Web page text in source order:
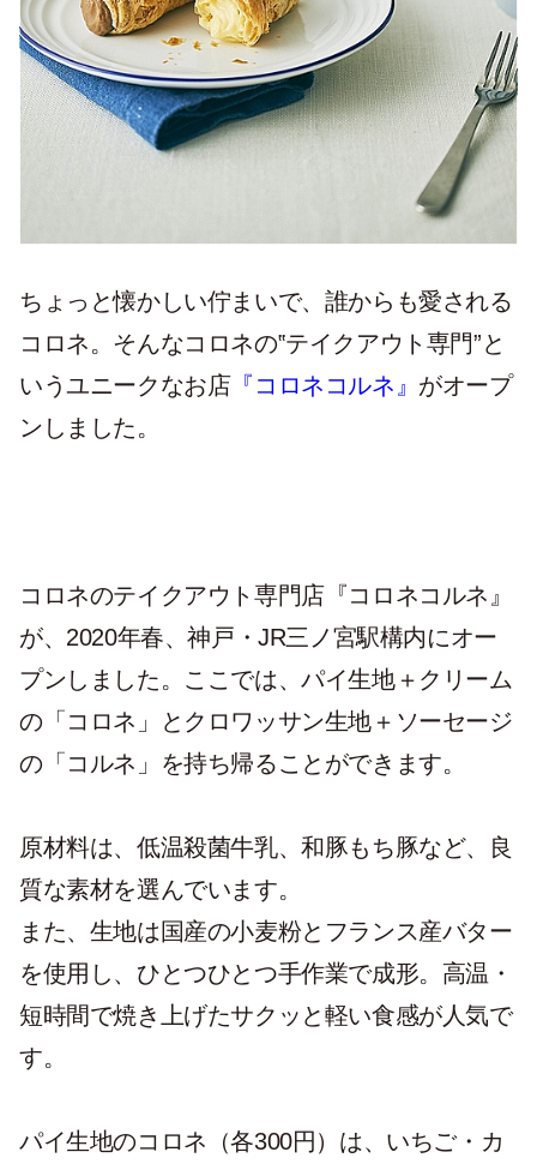
ちょっと懐かしい佇まいで、誰からも愛される
コロネ。そんなコロネの‟テイクアウト専門”と
いうユニークなお店『コロネコルネ』 がオープ
ンしました。
コロネのテイクアウト専門店『コロネコルネ』
が、2020年春、神戸・JR三ノ宮駅構内にオー
プンしました。ここでは、パイ生地＋クリーム
の「コロネ」とクロワッサン生地＋ソーセージ
の「コルネ」を持ち帰ることができます。
原材料は、低温殺菌牛乳、和豚もち豚など、良
質な素材を選んでいます。
また、生地は国産の小麦粉とフランス産バター
を使用し、ひとつひとつ手作業で成形。高温・
短時間で焼き上げたサクッと軽い食感が人気で
す。
パイ生地のコロネ（各300円）は、いちご・カ